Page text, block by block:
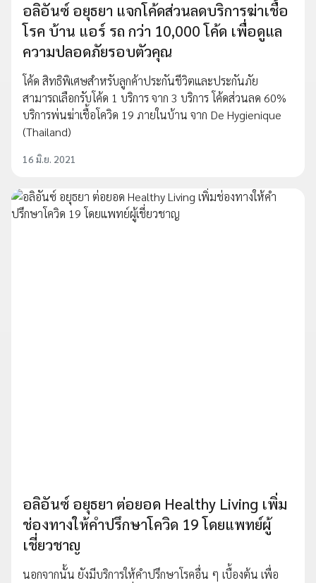
อลิอันซ์ อยุธยา แจกโค้ดส่วนลดบริการฆ่าเชื้อ
โรค บ้าน แอร์ รถ กว่า 10,000 โค้ด เพื่อดูแล
ความปลอดภัยรอบตัวคุณ
โค้ด สิทธิพิเศษสำหรับลูกค้าประกันชีวิตและประกันภัย
สามารถเลือกรับโค้ด 1 บริการ จาก 3 บริการ โค้ดส่วนลด 60%
บริการพ่นฆ่าเชื้อโควิด 19 ภายในบ้าน จาก De Hygienique
(Thailand)
16 มิ.ย. 2021
อลิอันซ์ อยุธยา ต่อยอด Healthy Living เพิ่ม
ช่องทางให้คำปรึกษาโควิด 19 โดยแพทย์ผู้
เชี่ยวชาญ
นอกจากนั้น ยังมีบริการให้คำปรึกษาโรคอื่น ๆ เบื้องต้น เพื่อ